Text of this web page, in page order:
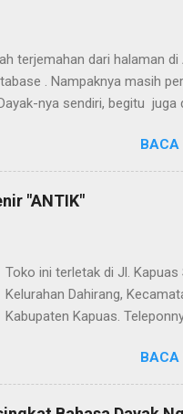
terjemahan dari halaman
. Nampaknya masih
nya sendiri, begitu juga
bahasa dibantu oleh Dra.
halaman ini dapat
Kamus Bahasa Dayak -
BACA
"ANTIK"
Toko ini terletak di Jl. Kapuas
Kelurahan Dahirang,
Kabupaten Kapuas.
Kapuas seperti perahu naga
getah nyatu (sebagaimana
gambar berikut ini): Perahu
BACA